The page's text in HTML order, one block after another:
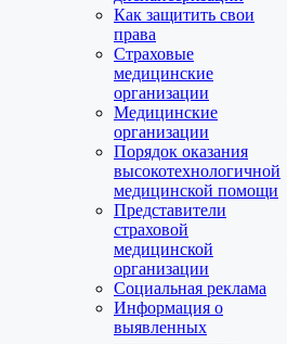
Как защитить свои
права
Страховые
медицинские
организации
Медицинские
организации
Порядок оказания
высокотехнологичной
медицинской помощи
Представители
страховой
медицинской
организации
Социальная реклама
Информация о
выявленных